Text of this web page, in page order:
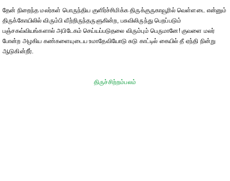
தேன் நிறைந்த மலர்கள் பொருந்திய குளிர்ச்சிமிக்க திருக்குருகாவூரில் வெள்ளடை என்னும்
திருக்கோயிலில் விரும்பி வீற்றிருந்தருளுகின்ற, பசுவிலிருந்து பெறப்படும்
பஞ்சகவ்வியங்களால் அபிடேகம் செய்யப்படுதலை விரும்பும் பெருமானே! குவளை மலர்
போன்ற அழகிய கண்களையுடைய உமாதேவியோடு சுடு காட்டில் கையில் தீ ஏந்தி நின்று
ஆடுகின்றீர்.
திருச்சிற்றம்பலம்